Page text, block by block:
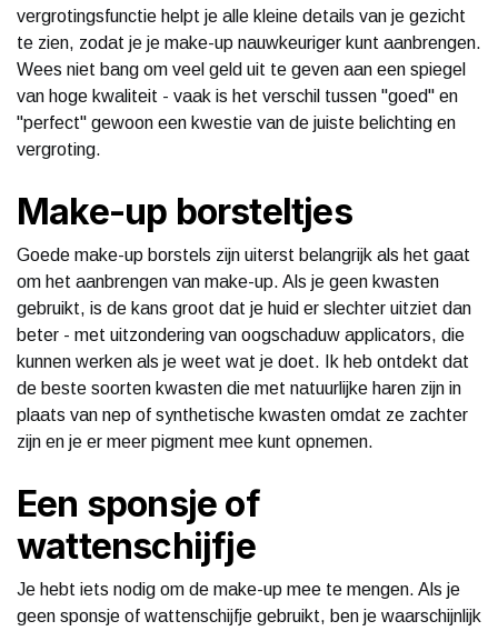
vergrotingsfunctie helpt je alle kleine details van je gezicht
te zien, zodat je je make-up nauwkeuriger kunt aanbrengen.
Wees niet bang om veel geld uit te geven aan een spiegel
van hoge kwaliteit - vaak is het verschil tussen "goed" en
"perfect" gewoon een kwestie van de juiste belichting en
vergroting.
Make-up borsteltjes
Goede make-up borstels zijn uiterst belangrijk als het gaat
om het aanbrengen van make-up. Als je geen kwasten
gebruikt, is de kans groot dat je huid er slechter uitziet dan
beter - met uitzondering van oogschaduw applicators, die
kunnen werken als je weet wat je doet. Ik heb ontdekt dat
de beste soorten kwasten die met natuurlijke haren zijn in
plaats van nep of synthetische kwasten omdat ze zachter
zijn en je er meer pigment mee kunt opnemen.
Een sponsje of
wattenschijfje
Je hebt iets nodig om de make-up mee te mengen. Als je
geen sponsje of wattenschijfje gebruikt, ben je waarschijnlijk